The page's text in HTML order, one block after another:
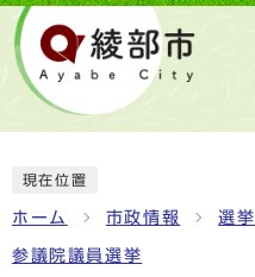
現在位置
ホーム 市政情報 選挙
参議院議員選挙